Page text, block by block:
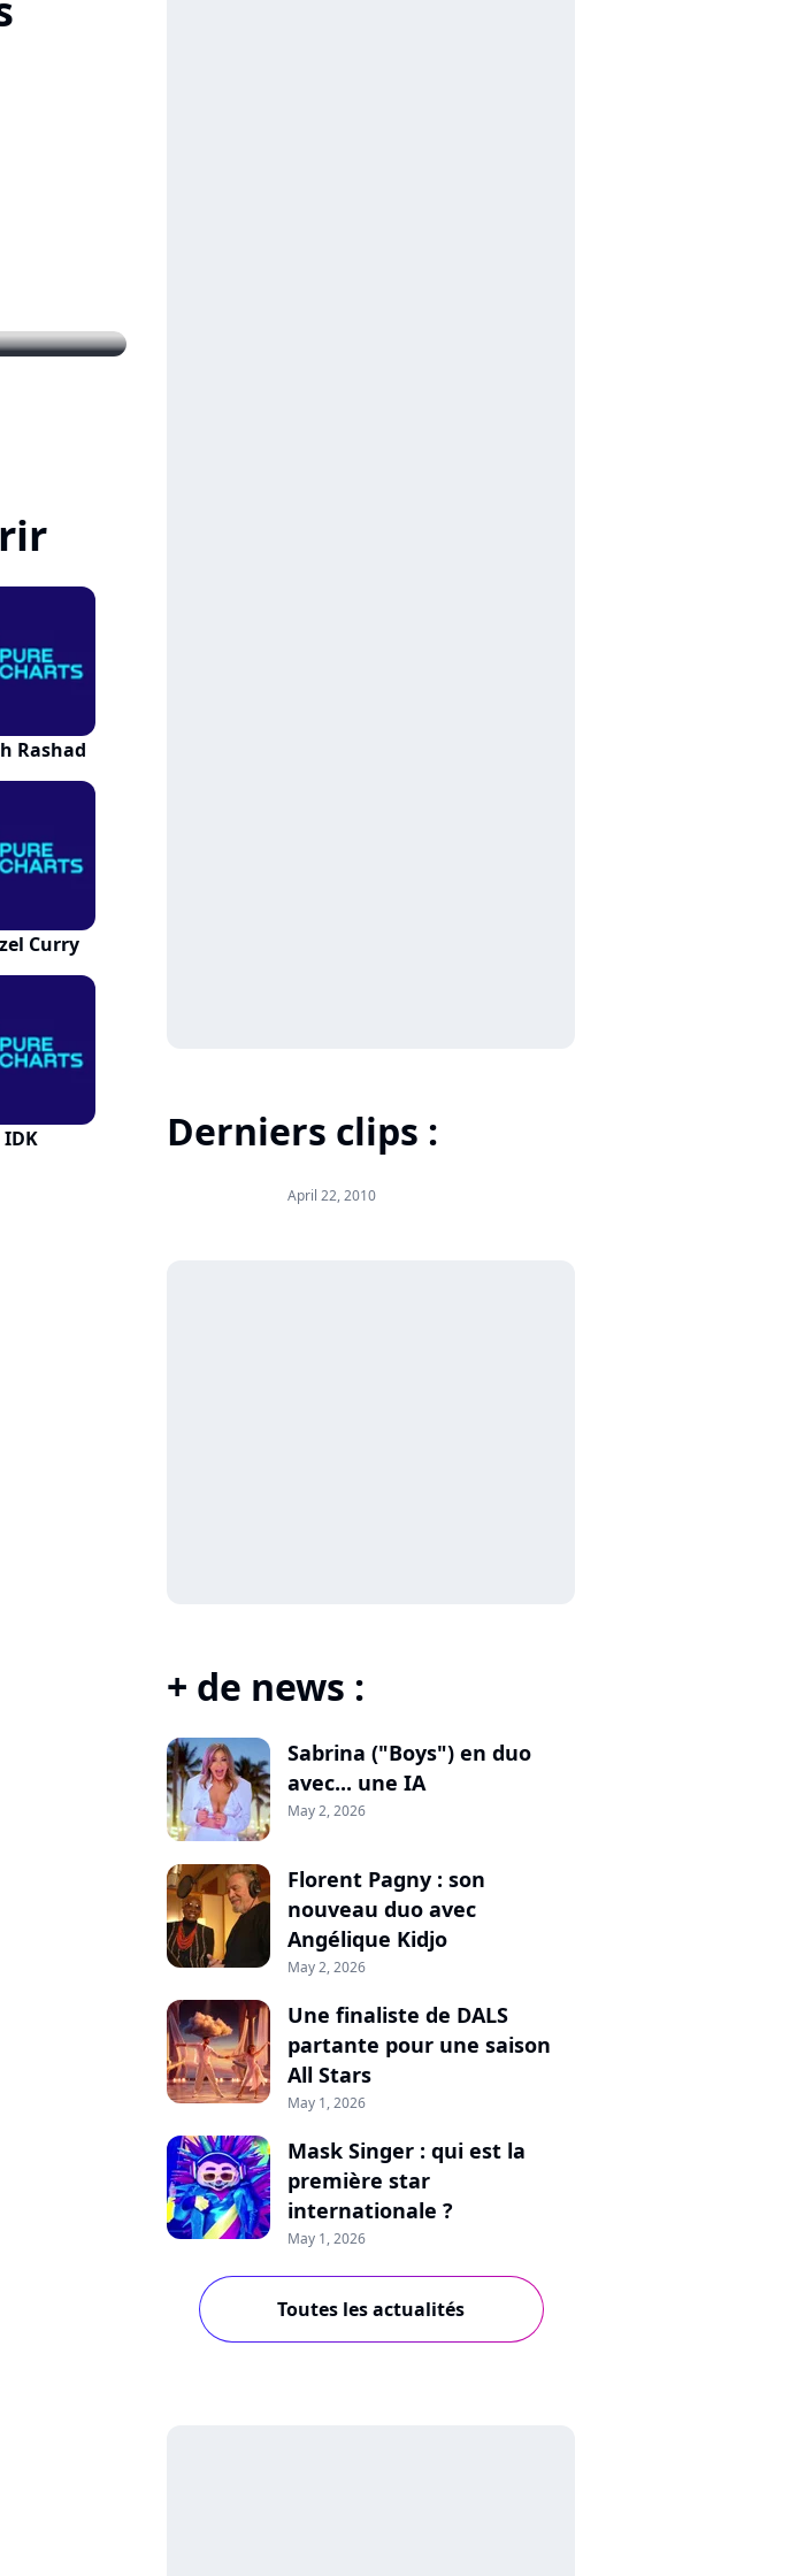
Rashad
Curry
IDK Derniers clips :
April 22, 2010
+ de news :
Sabrina ("Boys") en duo
avec... une IA
May 2, 2026
Florent Pagny : son
nouveau duo avec
Angélique Kidjo
May 2, 2026
Une finaliste de DALS
partante pour une saison
All Stars
May 1, 2026
Mask Singer : qui est la
première star
internationale ?
May 1, 2026
Toutes les actualités